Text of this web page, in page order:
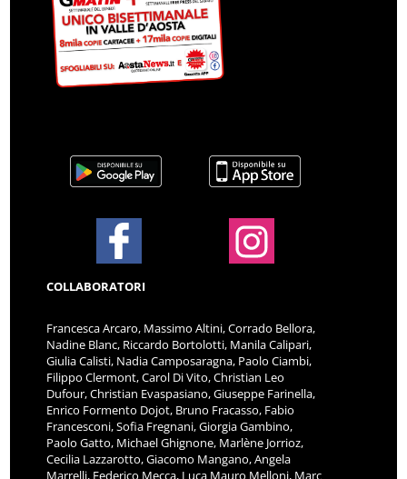
COLLABORATORI
Francesca Arcaro, Massimo Altini, Corrado Bellora,
Nadine Blanc, Riccardo Bortolotti, Manila Calipari,
Giulia Calisti, Nadia Camposaragna, Paolo Ciambi,
Filippo Clermont, Carol Di Vito, Christian Leo
Dufour, Christian Evaspasiano, Giuseppe Farinella,
Enrico Formento Dojot, Bruno Fracasso, Fabio
Francesconi, Sofia Fregnani, Giorgia Gambino,
Paolo Gatto, Michael Ghignone, Marlène Jorrioz,
Cecilia Lazzarotto, Giacomo Mangano, Angela
Marrelli, Federico Mecca, Luca Mauro Melloni, Marc